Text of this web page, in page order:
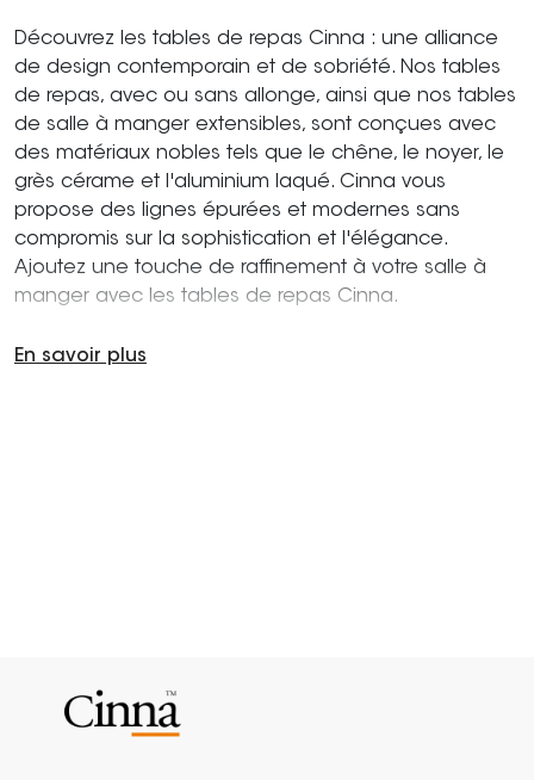
Découvrez les tables de repas Cinna : une alliance
de design contemporain et de sobriété. Nos tables
de repas, avec ou sans allonge, ainsi que nos tables
de salle à manger extensibles, sont conçues avec
des matériaux nobles tels que le chêne, le noyer, le
grès cérame et l'aluminium laqué. Cinna vous
propose des lignes épurées et modernes sans
compromis sur la sophistication et l'élégance.
Ajoutez une touche de raffinement à votre salle à
manger avec les tables de repas Cinna.
En savoir plus